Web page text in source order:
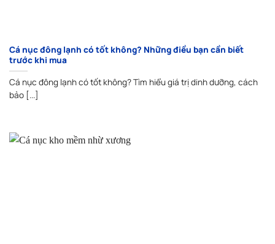
Cá nục đông lạnh có tốt không? Những điều bạn cần biết
trước khi mua
Cá nục đông lạnh có tốt không? Tìm hiểu giá trị dinh dưỡng, cách
bảo [...]